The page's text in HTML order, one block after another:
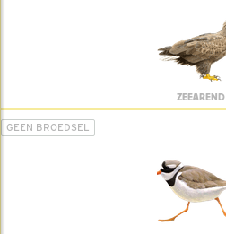
ZEEAREND
GEEN BROEDSEL